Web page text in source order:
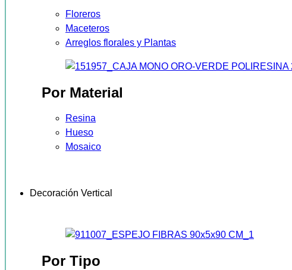
Floreros
Maceteros
Arreglos florales y Plantas
Por Material
Resina
Hueso
Mosaico
Decoración Vertical
Por Tipo